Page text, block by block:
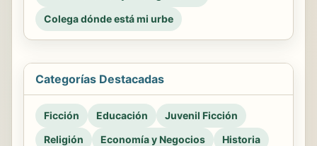
Colega dónde está mi urbe
Categorías Destacadas
Ficción Educación
Juvenil Ficción
Religión
Economía y Negocios Historia